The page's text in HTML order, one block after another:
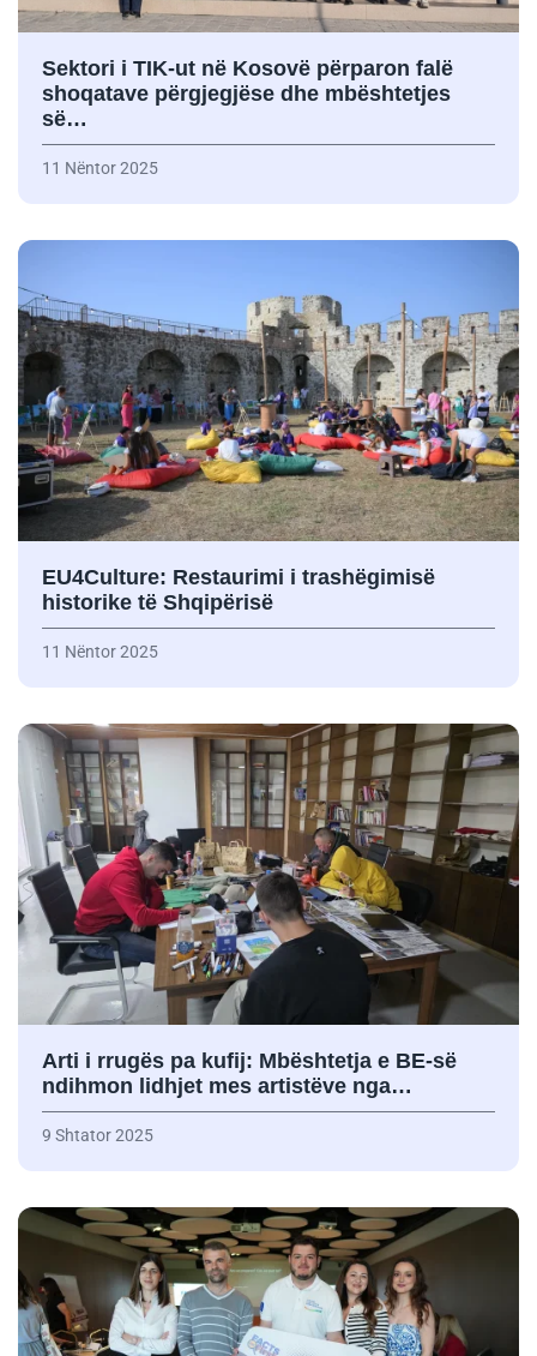
Sektori i TIK-ut në Kosovë përparon falë
shoqatave përgjegjëse dhe mbështetjes
së…
11 Nëntor 2025
EU4Culture: Restaurimi i trashëgimisë
historike të Shqipërisë
11 Nëntor 2025
Arti i rrugës pa kufij: Mbështetja e BE-së
ndihmon lidhjet mes artistëve nga…
9 Shtator 2025